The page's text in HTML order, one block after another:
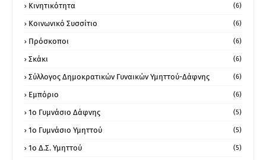
Κινητικότητα (6)
Κοινωνικό Συσσίτιο (6)
Πρόσκοποι (6)
Σκάκι (6)
Σύλλογος Δημοκρατικών Γυναικών Υμηττού-Δάφνης (6)
Εμπόριο (6)
1ο Γυμνάσιο Δάφνης (5)
1ο Γυμνάσιο Υμηττού (5)
1ο Δ.Σ. Υμηττού (5)